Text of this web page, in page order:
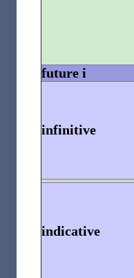
future i
infinitive
indicative